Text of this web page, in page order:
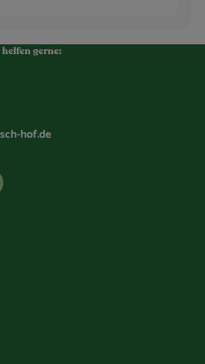
helfen gerne:
hof.de
www.instagram.com/
zu https://www.facebook.com/
Link zu https://www.tiktok.com/
Externer Link zu https://whatsapp.com/